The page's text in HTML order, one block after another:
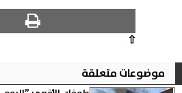
⇧
موضوعات متعلقة